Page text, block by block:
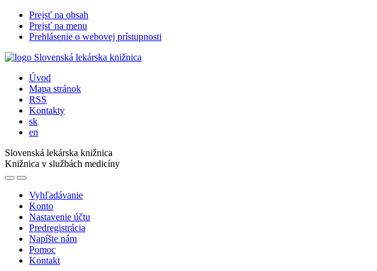
Prejsť na obsah
Prejsť na menu
Prehlásenie o webovej prístupnosti
Úvod
Mapa stránok
RSS
Kontakty
sk
en
Slovenská lekárska knižnica
Knižnica v službách medicíny
Vyhľadávanie
Konto
Nastavenie účtu
Predregistrácia
Napíšte nám
Pomoc
Kontakt